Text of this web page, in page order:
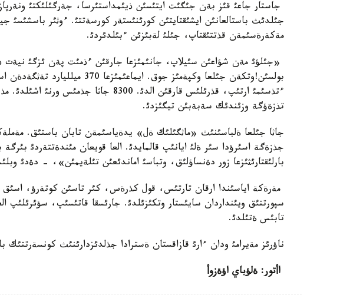
جاستار جاعئ قئز بةن جئگئت ايتئسئن ذيئمداستئرسا، جةرگئلئكتئ
جئلدئث باستالعانئن ايشئقتايتئن كورئنئستةر كورسةتتئ. ءوثئر باسشئسئ
مةكةرةسئمةن قذتتئقتاپ، جئلئ لةبئزئن ءبئلدئردئ.
«جئلؤئ مةن شؤاعئن سئيلاپ، جانئمئزعا جارقئن ءذمئت پةن ئزگئ نيةت
بولسئن!وتكةن جئلعا وكپةمئز جوق.
ءتذسئمئ ارتئپ، قذرئلئس قارقئن الدئ. 8300
تذزةؤگة وزئندئك سةبةبئن تيگئزدئ.
جاثا جئلعا ةلباسئنئث «ماثگئلئك ةل» يدةياسئمةن تابان باستئق.
جذزةگة اسئرؤدا سئر ةلئ ايانئپ قالمايدئ. العا قويعان مئندةتتةردئ بئرگة
بارلئقتارئثئزعا زور دةنساؤلئق، وتباسئ اماندئعئن تئلةيمئن»، - دةدئ
مةرةكة اياسئندا ارقان تارتئس، قول كذرةس، كئر تاسئن كوتةرؤ، اسئق
سپورتتئق ويئنداردان سايئستار وتكئزئلدئ. جارئسقا قاتئسئپ، سؤئرئلئپ
تابئس ةتئلدئ.
ناؤرئز مةيرامئ ودان ءارئ قازاقستان ةسترادا جذلدئزدارئنئث كونسةرتتئك
اأتور: ةلؤباي اؤةزوأ